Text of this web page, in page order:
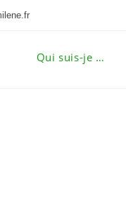
Qui suis-je …